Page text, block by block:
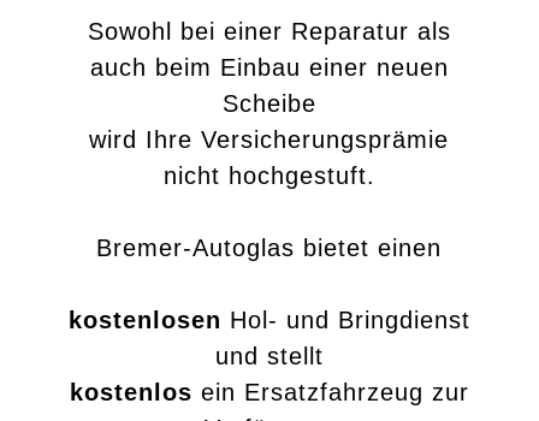
Sowohl bei einer Reparatur als
auch beim Einbau einer neuen
Scheibe
wird Ihre Versicherungsprämie
nicht hochgestuft.
Bremer-Autoglas bietet einen
kostenlosen Hol- und Bringdienst
und stellt
kostenlos ein Ersatzfahrzeug zur